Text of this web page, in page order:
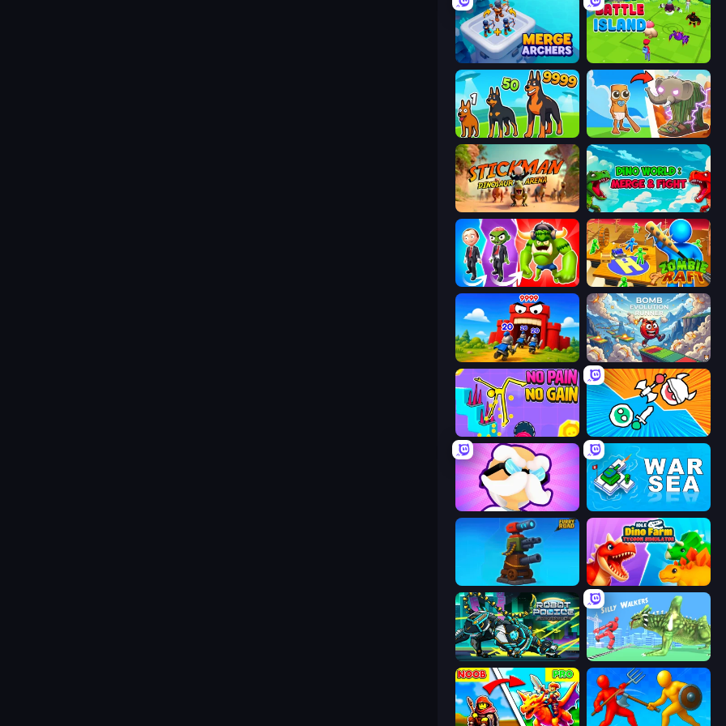
Merge Archers Battle Island
Dogs vs Aliens Brainrot Evolution
Stickman: Dinosaur Arena Dino World: Merge & Fight
Infection Town of Zombies Zombie Raft
TimeWarriors Bomb Evolution Runner
No Pain No Gain - Ragdoll Sandbox Merge Knights!
Mutant Idle War Sea
Furry Road Idle Dino Farm Tycoon Simulator 3D
Robot Police Iron Panther Silly Walkers